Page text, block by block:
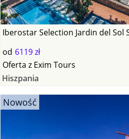
Iberostar Selection Jardin del
od 6119 zł
Oferta z Exim Tours
Hiszpania
Nowość